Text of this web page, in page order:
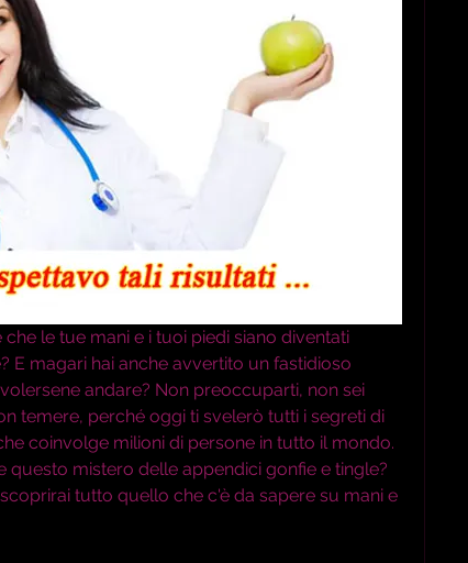
le tue mani e i tuoi piedi siano diventati
E magari hai anche avvertito un fastidioso
andare? Non preoccuparti, non sei
temere, perché oggi ti svelerò tutti i segreti di
coinvolge milioni di persone in tutto il mondo.
questo mistero delle appendici gonfie e tingle?
tutto quello che c'è da sapere su mani e